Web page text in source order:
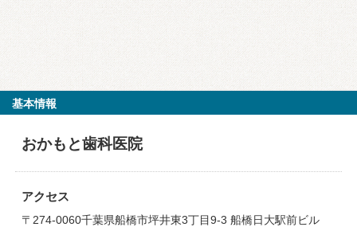
基本情報
おかもと歯科医院
アクセス
〒274-0060千葉県船橋市坪井東3丁目9-3 船橋日大駅前ビル